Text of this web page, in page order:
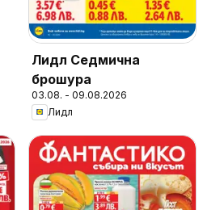
Лидл Седмична
брошура
03.08. - 09.08.2026
Лидл